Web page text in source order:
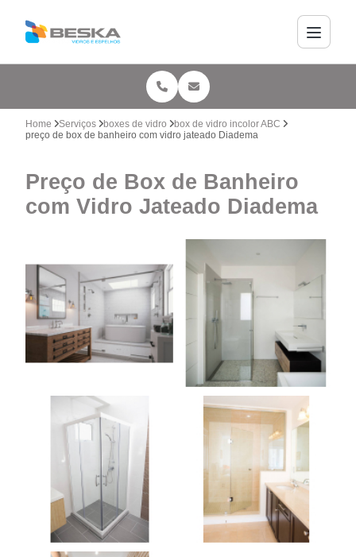
Home Serviços boxes de vidro
box de vidro incolor ABC
preço de box de banheiro com vidro jateado Diadema
Preço de Box de Banheiro
com Vidro Jateado Diadema